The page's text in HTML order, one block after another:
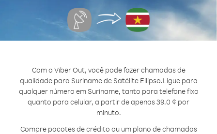
Com o Viber Out, você pode fazer chamadas de
qualidade para Suriname de Satélite Ellipso.Ligue para
qualquer número em Suriname, tanto para telefone fixo
quanto para celular, a partir de apenas 39.0 ¢ por
minuto.
Compre pacotes de crédito ou um plano de chamadas